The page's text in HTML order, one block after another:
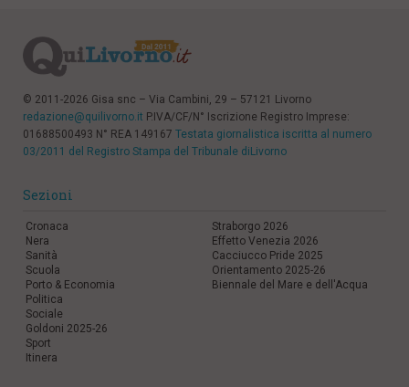
© 2011-2026 Gisa snc – Via Cambini, 29 – 57121 Livorno
redazione@quilivorno.it P.IVA/CF/N° Iscrizione Registro Imprese:
01688500493 N° REA 149167 Testata giornalistica iscritta al numero
03/2011 del Registro Stampa del Tribunale diLivorno
Sezioni
Cronaca
Nera
Sanità
Scuola
Porto & Economia
Politica
Sociale
Goldoni 2025-26
Sport
Itinera
Straborgo 2026
Effetto Venezia 2026
Cacciucco Pride 2025
Orientamento 2025-26
Biennale del Mare e dell'Acqua